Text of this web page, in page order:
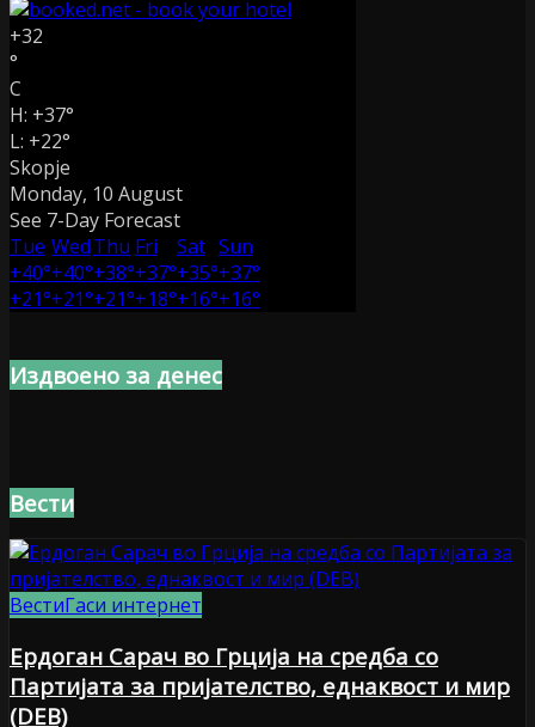
+32
°
C
H: +37°
L: +22°
Skopje
Monday, 10 August
See 7-Day Forecast
Tue WedThu Fri Sat Sun
+40°+40°+38°+37°+35°+37°
+21°+21°+21°+18°+16°+16°
Издвоено за денес
Вести
ВестиГаси интернет
Ердоган Сарач во Грција на средба со
Партијата за пријателство, еднаквост и мир
(DEB)